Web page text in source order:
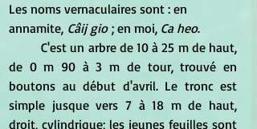
Les noms vernaculaires sont : en
annamite, Câij gio ; en moi, Ca heo.
	C'est un arbre de 10 à 25 m de haut,
de 0 m 90 à 3 m de tour, trouvé en
boutons au début d'avril. Le tronc est
simple jusque vers 7 à 18 m de haut,
droit, cylindrique; les jeunes feuilles sont